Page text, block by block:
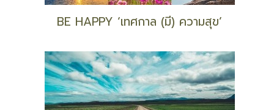
BE HAPPY ‘เทศกาล (มี) ความสุข’